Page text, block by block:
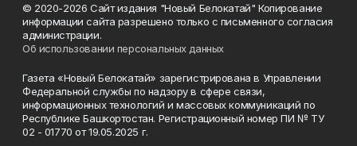
© 2020-2026 Сайт издания "Новый Белокатай" Копирование
информации сайта разрешено только с письменного согласия
администрации.
Об использовании персональных данных
Газета «Новый Белокатай» зарегистрирована в Управлении
Федеральной службы по надзору в сфере связи,
информационных технологий и массовых коммуникаций по
Республике Башкортостан. Регистрационный номер ПИ № ТУ
02 - 01770 от 19.05.2025 г.